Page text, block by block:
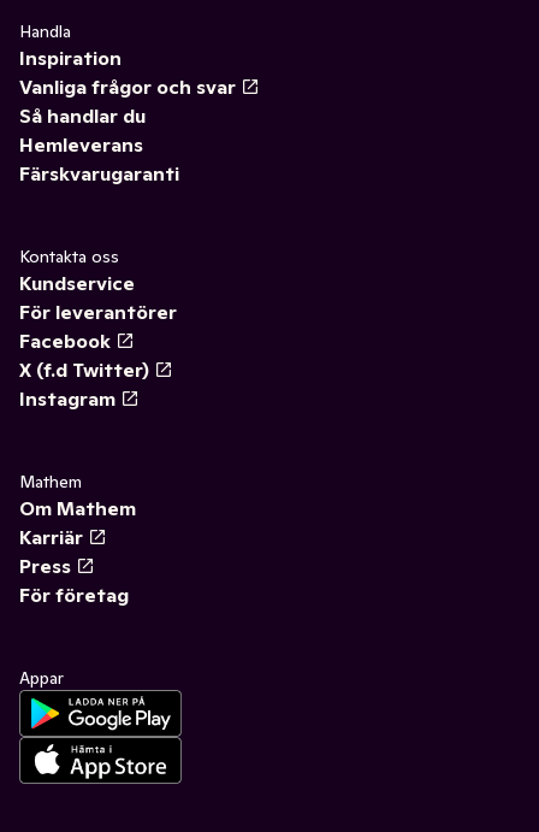
Handla
Inspiration
Vanliga frågor och svar
Så handlar du
Hemleverans
Färskvarugaranti
Kontakta oss
Kundservice
För leverantörer
Facebook
X (f.d Twitter)
Instagram
Mathem
Om Mathem
Karriär
Press
För företag
Appar